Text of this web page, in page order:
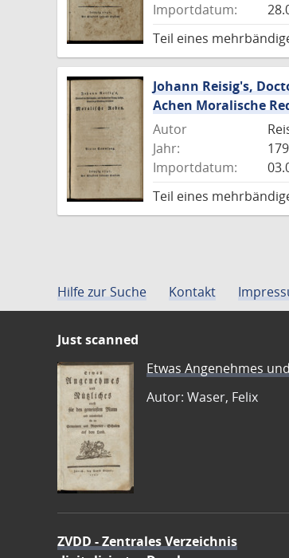
Importdatum:
Teil eines
Johann Reisig's,
Achen Moralische
Autor
Jahr:
Importdatum:
Teil eines
Hilfe zur Suche Kontakt
Just scanned
Etwas Angenehmes
Autor: Waser, Felix
ZVDD - Zentrales Verzeichnis